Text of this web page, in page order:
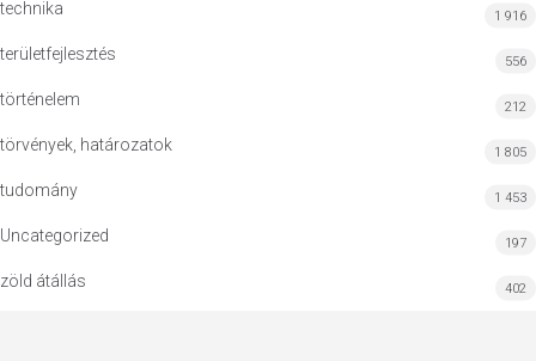
technika 1 916
területfejlesztés 556
történelem 212
törvények, határozatok 1 805
tudomány 1 453
Uncategorized 197
zöld átállás 402